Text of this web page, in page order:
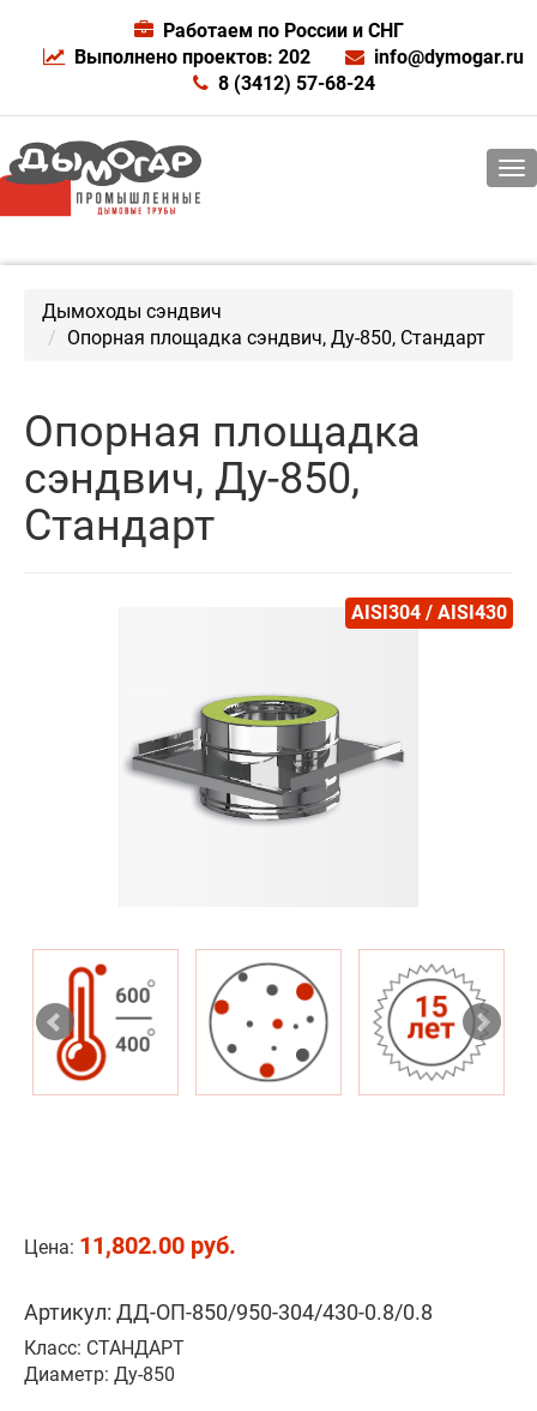
Работаем по России и СНГ
Выполнено проектов: 202
info@dymogar.ru
8 (3412) 57-68-24
Дымоходы сэндвич
Опорная площадка сэндвич, Ду-850, Стандарт
Опорная площадка
сэндвич, Ду-850,
Стандарт
AISI304 / AISI430
Цена: 11,802.00 руб.
Артикул: ДД-ОП-850/950-304/430-0.8/0.8
Класс: СТАНДАРТ
Диаметр: Ду-850